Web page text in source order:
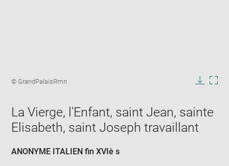
window
Image
© GrandPalaisRmn
in
new
La Vierge, l'Enfant, saint Jean, sainte
Elisabeth, saint Joseph travaillant
ANONYME ITALIEN fin XVIè s